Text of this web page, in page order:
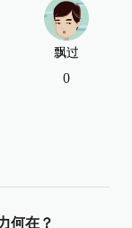
飘过
0
何在？